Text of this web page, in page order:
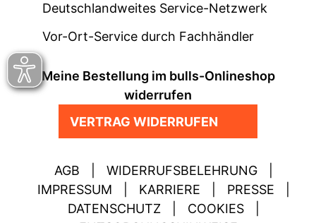
Deutschlandweites Service-Netzwerk
Vor-Ort-Service durch Fachhändler
Meine Bestellung im bulls-Onlineshop
widerrufen
VERTRAG WIDERRUFEN
AGB WIDERRUFSBELEHRUNG
IMPRESSUM
KARRIERE PRESSE
DATENSCHUTZ
COOKIES